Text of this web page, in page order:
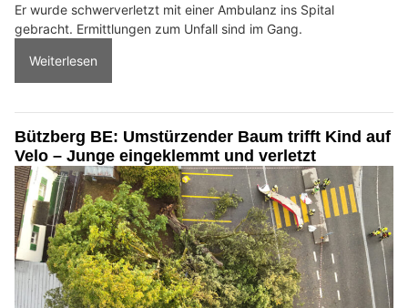
Er wurde schwerverletzt mit einer Ambulanz ins Spital
gebracht. Ermittlungen zum Unfall sind im Gang.
Weiterlesen
Bützberg BE: Umstürzender Baum trifft Kind auf
Velo – Junge eingeklemmt und verletzt